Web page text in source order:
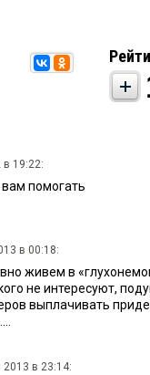
в 19:22:
помогать
в 00:18:
живем в
не интересуют,
выплачивать
2013 в 23:14: